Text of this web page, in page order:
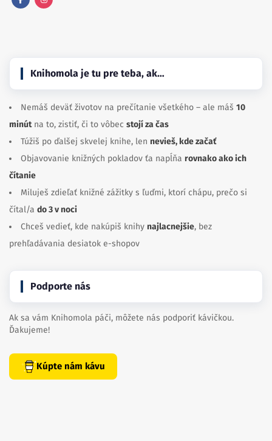
Knihomola je tu pre teba, ak…
Nemáš deväť životov na prečítanie všetkého – ale máš 10
minútna to, zistiť, či to vôbec stojí za čas
Túžiš po ďalšej skvelej knihe, len nevieš, kde začať
Objavovanie knižných pokladov ťa napĺňa rovnako ako ich
čítanie
Miluješ zdieľať knižné zážitky s ľuďmi, ktorí chápu, prečo si
čítal/a do 3 v noci
Chceš vedieť, kde nakúpiš knihy najlacnejšie, bez
prehľadávania desiatok e-shopov
Podporte nás
Ak sa vám Knihomola páči, môžete nás podporiť kávičkou.
Ďakujeme!
Kúpte nám kávu